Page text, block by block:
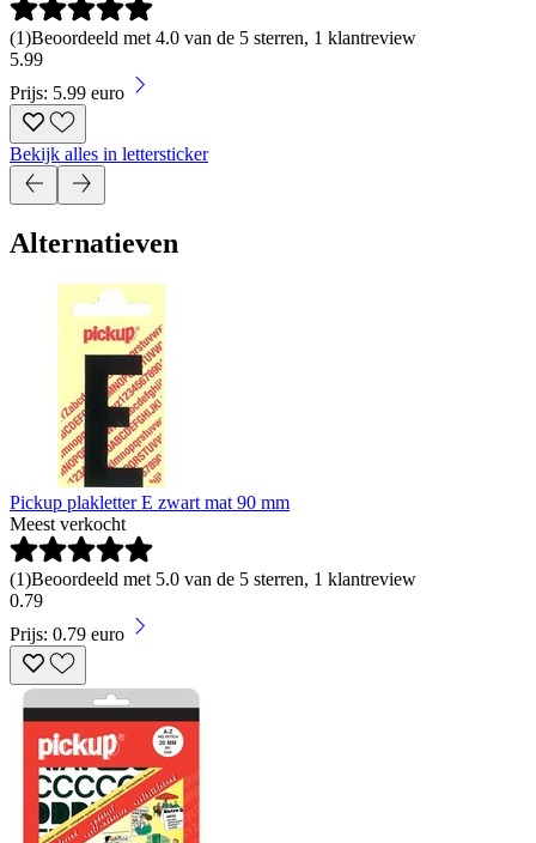
(1)Beoordeeld met 4.0 van de 5 sterren, 1 klantreview
5.99
Prijs: 5.99 euro
Bekijk alles in lettersticker
Alternatieven
Pickup plakletter E zwart mat 90 mm
Meest verkocht
(1)Beoordeeld met 5.0 van de 5 sterren, 1 klantreview
0.79
Prijs: 0.79 euro